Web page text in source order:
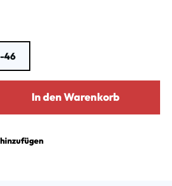
46
In den Warenkorb